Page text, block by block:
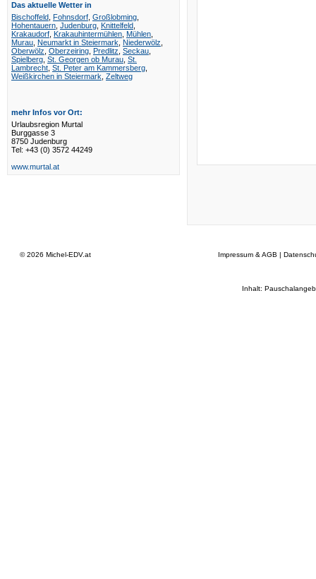
Das aktuelle Wetter in
Bischoffeld Fohnsdorf Großlobming
Hohentauern Judenburg Knittelfeld
Krakaudorf Krakauhintermühlen Mühlen
Murau Neumarkt in Steiermark Niederwölz
Oberwölz Oberzeiring Predlitz Seckau
Spielberg St. Georgen ob Murau St.
Lambrecht St. Peter am Kammersberg
Weißkirchen in Steiermark Zeltweg
mehr Infos vor Ort:
Urlaubsregion Murtal
Burggasse 3
8750 Judenburg
Tel: +43 (0) 3572 44249
www.murtal.at
© 2026 Michel-EDV.at Impressum & AGB |
Inhalt: